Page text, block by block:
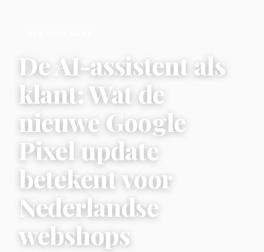
De AI-assistent als
klant: Wat de
nieuwe Google
Pixel update
betekent voor
Nederlandse
webshops